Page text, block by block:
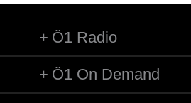
Ö1 Radio
Ö1 On Demand